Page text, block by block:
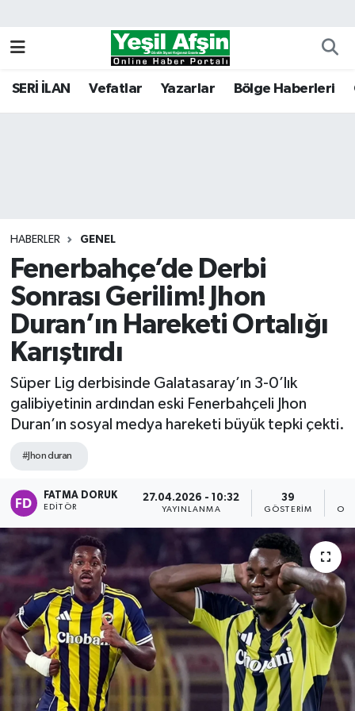
SERİ İLAN Vefatlar Yazarlar Bölge Haberleri
HABERLER GENEL
Fenerbahçe’de Derbi
Sonrası Gerilim! Jhon
Duran’ın Hareketi Ortalığı
Karıştırdı
Süper Lig derbisinde Galatasaray’ın 3-0’lık
galibiyetinin ardından eski Fenerbahçeli Jhon
Duran’ın sosyal medya hareketi büyük tepki çekti.
#Jhon duran
FATMA DORUK
EDITÖR
27.04.2026 - 10:32
YAYINLANMA
39
GÖSTERIM
Kahramanmaraş Nöbetçi Eczaneler
Tüm Manşetler
Son Dakika Haberleri
Haber Arşivi